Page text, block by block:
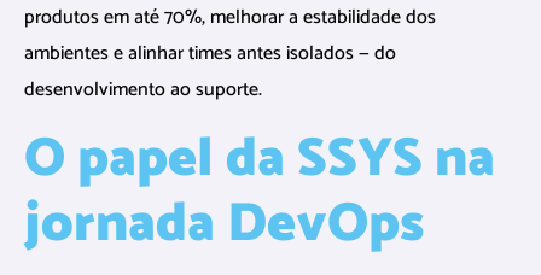
produtos em até 70%, melhorar a estabilidade dos
ambientes e alinhar times antes isolados — do
desenvolvimento ao suporte.
O papel da SSYS na
jornada DevOps